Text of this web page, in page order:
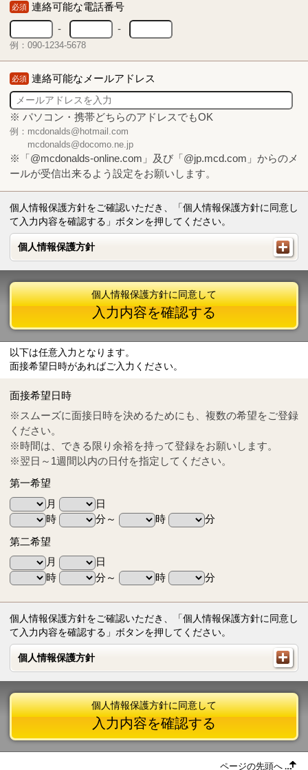
必須 連絡可能な電話番号
-
-
例：090-1234-5678
必須 連絡可能なメールアドレス
※ パソコン・携帯どちらのアドレスでもOK
例：mcdonalds@hotmail.com
mcdonalds@docomo.ne.jp
※「@mcdonalds-online.com」及び「@jp.mcd.com」からのメ
ールが受信出来るよう設定をお願いします。
個人情報保護方針をご確認いただき、「個人情報保護方針に同意し
て入力内容を確認する」ボタンを押してください。
個人情報保護方針
個人情報保護方針
Tel
0570-55-0314
個人情報保護方針に同意して
入力内容を確認する
以下は任意入力となります。
面接希望日時があればご入力ください。
面接希望日時
※スムーズに面接日時を決めるためにも、複数の希望をご登録
ください。
※時間は、できる限り余裕を持って登録をお願いします。
※翌日～1週間以内の日付を指定してください。
第一希望
月
日
時
分～ 時
分
第二希望
月
日
時
分～ 時 分
個人情報保護方針をご確認いただき、「個人情報保護方針に同意し
て入力内容を確認する」ボタンを押してください。
個人情報保護方針
個人情報保護方針
個人情報保護方針に同意して
入力内容を確認する
ページの先頭へ